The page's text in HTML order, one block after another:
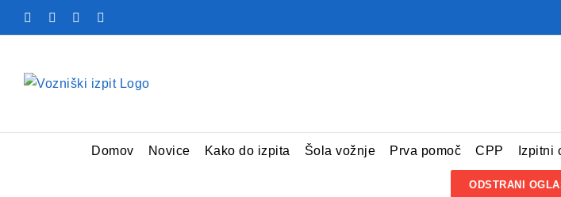
Skip
to
FacebookYouTube
Rss
Domov Novice Kako do izpita Šola vožnje Prva pomoč CPP Izpitni
ODSTRANI